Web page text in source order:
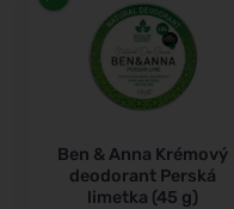
Ben & Anna Krémový
deodorant Perská
limetka (45 g)